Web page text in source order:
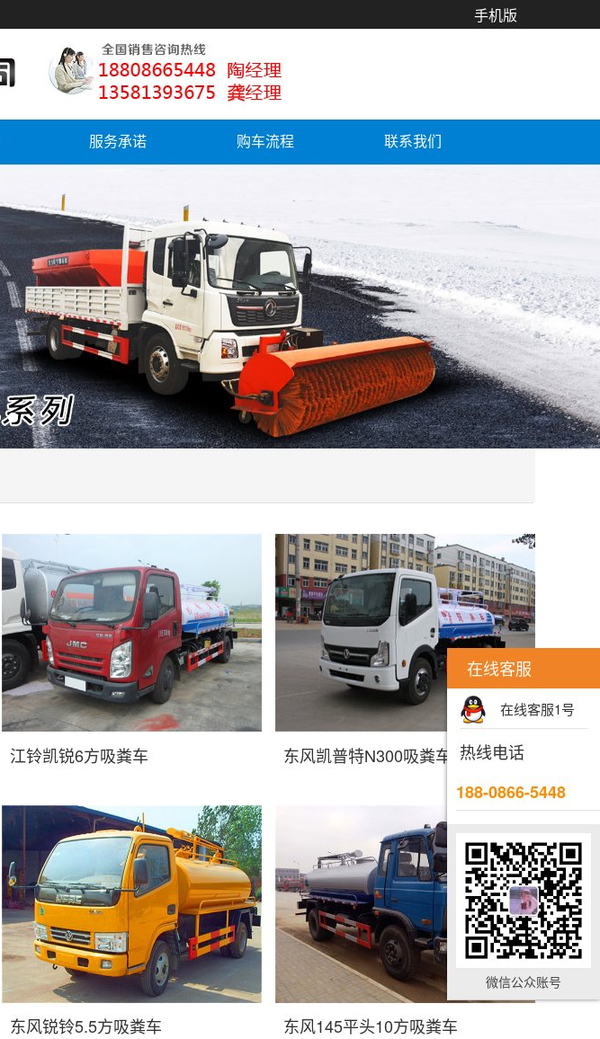
手机版
服务承诺 购车流程 联系我们
江铃凯锐6方吸粪车 东风凯普特N300吸粪车
东风锐铃5.5方吸粪车 东风145平头10方吸粪车
在线客服
在线客服1号
热线电话
188-0866-5448
微信公众账号